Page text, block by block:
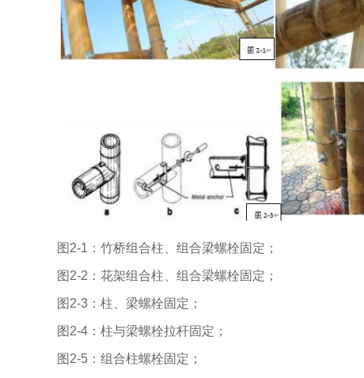
图2-1：竹桥组合柱、组合梁螺栓固定；
图2-2：花架组合柱、组合梁螺栓固定；
图2-3：柱、梁螺栓固定；
图2-4：柱与梁螺栓拉杆固定；
图2-5：组合柱螺栓固定；